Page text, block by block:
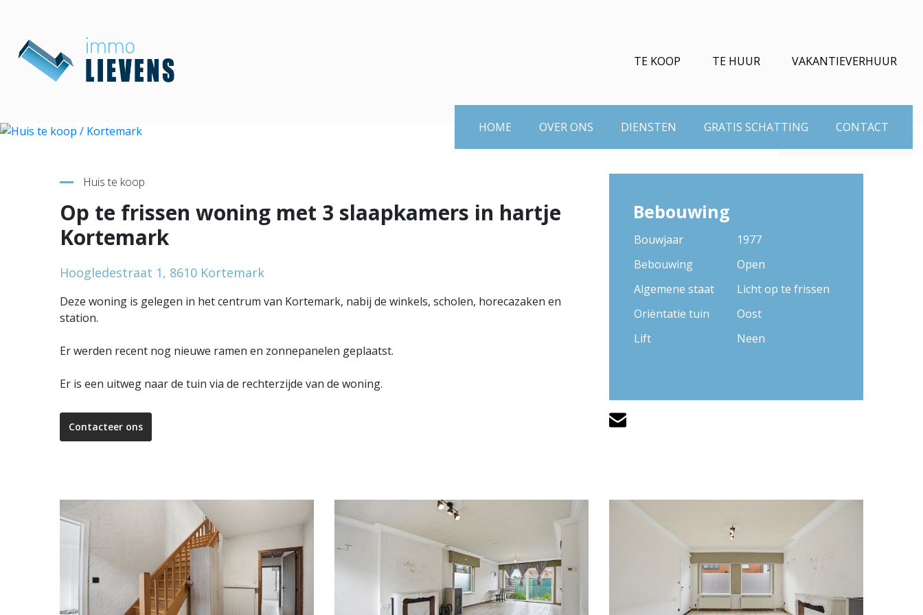
TE KOOP TE HUUR VAKANTIEVERHUUR
HOME OVER ONS DIENSTEN GRATIS SCHATTING CONTACT
€ 249.000
Huis te koop
Op te frissen woning met 3 slaapkamers in hartje
Kortemark
Hoogledestraat 1, 8610 Kortemark
Deze woning is gelegen in het centrum van Kortemark, nabij de winkels, scholen, horecazaken en
station.
Er werden recent nog nieuwe ramen en zonnepanelen geplaatst.
Er is een uitweg naar de tuin via de rechterzijde van de woning.
Contacteer ons
Bebouwing
Bouwjaar
1977
Bebouwing
Open
Algemene staat
Licht op te frissen
Oriëntatie tuin
Oost
Lift
Neen